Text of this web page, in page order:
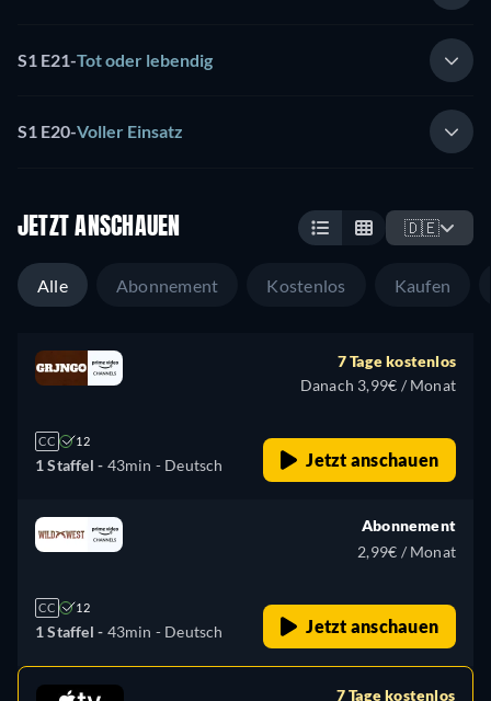
S1 E21-Tot oder lebendig
S1 E20-Voller Einsatz
JETZT ANSCHAUEN 🇩🇪
Alle Abonnement Kostenlos Kaufen
CC 12
1 Staffel - 43min - Deutsch
7 Tage kostenlos
Danach 3,99€ / Monat
Jetzt anschauen
CC 12
1 Staffel - 43min - Deutsch
Abonnement
2,99€ / Monat
Jetzt anschauen
7 Tage kostenlos